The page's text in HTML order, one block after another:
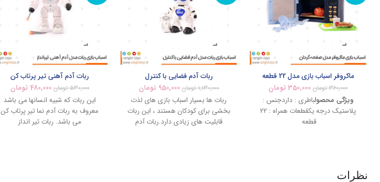
ماکروفر اسباب بازی مدل 22 قطعه
360,000 تومان 350,000 تومان
ویژگی محصولباطری : داردجنس :
پلاستیک درجه یکقطعات همراه : 22
قطعه
ربات آدم فضایی با کنترل
1,130,000 تومان 950,000 تومان
ربات ها بسیار اسباب بازی های لذت
بخشی برای کودکان هستند ، این ربات
قابلیت های زیادی دارد.ربات آدم
ربات آدم آهنی تیر پرتاب کن
530,000 تومان 480,000 تومان
این ربات که شبیه انسانها می باشد
معروف به ربات آدم نما تیر پرتاب کن
می باشد. ربات تیر انداز
نظرات